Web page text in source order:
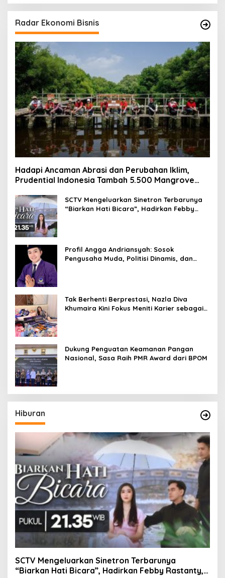
Radar Ekonomi Bisnis
Hadapi Ancaman Abrasi dan Perubahan Iklim,
Prudential Indonesia Tambah 5.500 Mangrove
SCTV Mengeluarkan Sinetron Terbarunya
“Biarkan Hati Bicara”, Hadirkan Febby
Profil Angga Andriansyah: Sosok
Pengusaha Muda, Politisi Dinamis, dan
Tak Berhenti Berprestasi, Nazla Diva
Khumaira Kini Fokus Meniti Karier sebagai
Dukung Penguatan Keamanan Pangan
Nasional, Sasa Raih PMR Award dari BPOM
Hiburan
SCTV Mengeluarkan Sinetron Terbarunya
“Biarkan Hati Bicara”, Hadirkan Febby Rastanty,